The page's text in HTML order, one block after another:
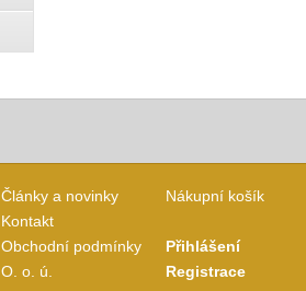
Články a novinky
Kontakt
Obchodní podmínky
O. o. ú.
Nákupní košík
Přihlášení
Registrace